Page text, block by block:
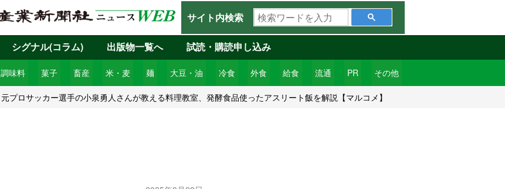
サイト内検索
検
索
ワ
ー
ド
を
入
調味料 菓子 畜産 米・麦 麺 大豆・油 冷食 外食 給食 流通 PR その他
シグナル(コラム) 出版物一覧へ 試読・購読申し込み
元プロサッカー選手の小泉勇人さんが教える料理教室、発酵食品使ったアスリート飯を解説【マルコメ】